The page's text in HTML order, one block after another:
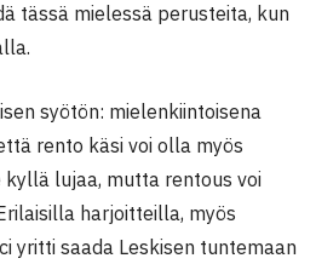
tässä mielessä perusteita, kun
syötön: mielenkiintoisena
rento käsi voi olla myös
lujaa, mutta rentous voi
harjoitteilla, myös
yritti saada Leskisen tuntemaan